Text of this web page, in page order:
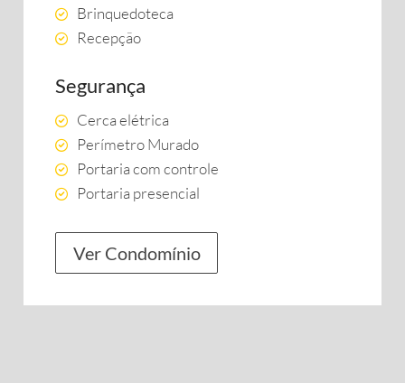
Brinquedoteca
Recepção
Segurança
Cerca elétrica
Perímetro Murado
Portaria com controle
Portaria presencial
Ver Condomínio